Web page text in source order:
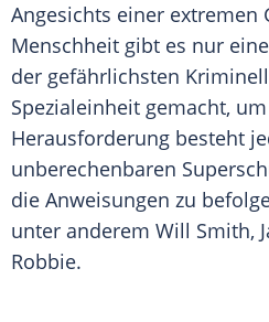
Angesichts einer extremen
Menschheit gibt es nur
der gefährlichsten
Spezialeinheit gemacht,
Herausforderung besteht
unberechenbaren
die Anweisungen zu
unter anderem Will Smith,
Robbie.